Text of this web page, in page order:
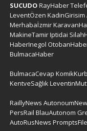
SUCUDO RayHaber
LeventÖzen KadinGirisim
Merhabaİzmir
MakineTamirIptidai
HaberInegol
BulmacaHaber
BulmacaCevap
KentveSağlık
RaillyNews
PersRail BlauAutonom
AutoRusNews PromptsFile